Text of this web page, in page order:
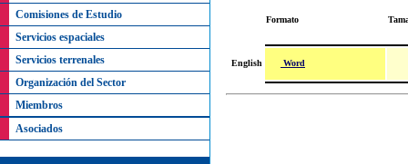
Comisiones de Estudio
Servicios espaciales
Servicios terrenales
Organización del Sector
Miembros
Asociados
Formato
English Word